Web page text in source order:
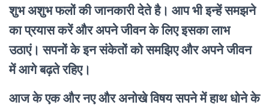
शुभ अशुभ फलों की जानकारी देते है। आप भी इन्हें समझने
का प्रयास करें और अपने जीवन के लिए इसका लाभ
उठाएं। सपनों के इन संकेतों को समझिए और अपने जीवन
में आगे बढ़ते रहिए।
आज के एक और नए और अनोखे विषय सपने में हाथ धोने के